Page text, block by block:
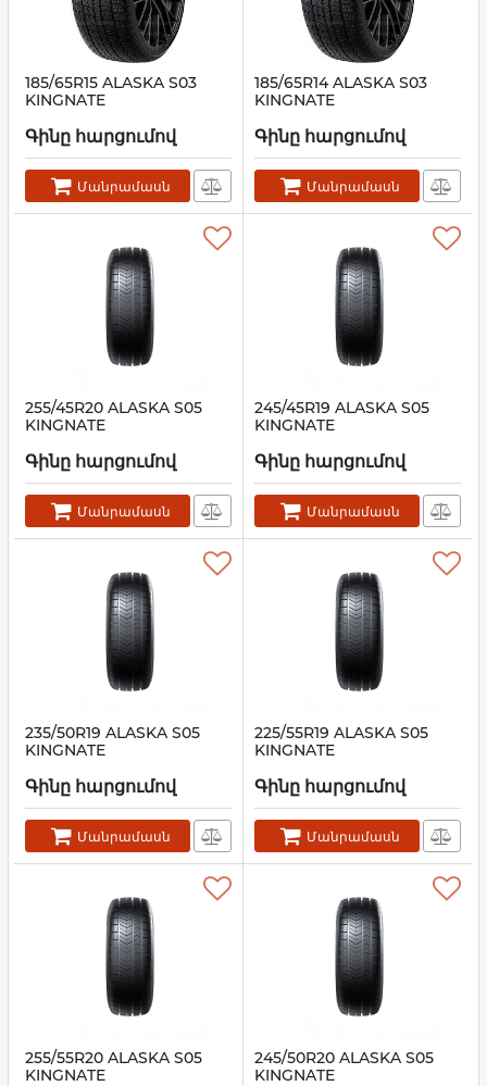
185/65R15 ALASKA S03
KINGNATE
Գինը հարցումով
Մանրամասն
185/65R14 ALASKA S03
KINGNATE
Գինը հարցումով
Մանրամասն
255/45R20 ALASKA S05
KINGNATE
Գինը հարցումով
Մանրամասն
245/45R19 ALASKA S05
KINGNATE
Գինը հարցումով
Մանրամասն
235/50R19 ALASKA S05
KINGNATE
Գինը հարցումով
Մանրամասն
225/55R19 ALASKA S05
KINGNATE
Գինը հարցումով
Մանրամասն
255/55R20 ALASKA S05
KINGNATE
245/50R20 ALASKA S05
KINGNATE